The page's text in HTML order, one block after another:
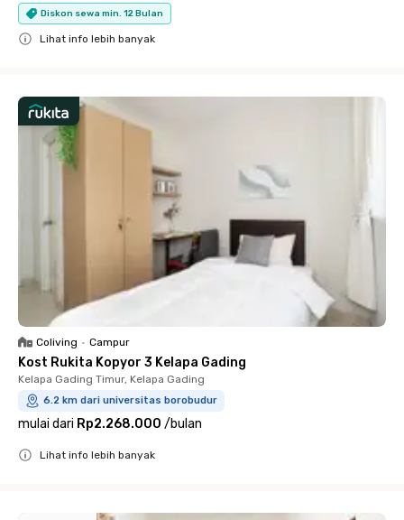
Diskon sewa min. 12 Bulan
Lihat info lebih banyak
Coliving • Campur
Kost Rukita Kopyor 3 Kelapa Gading
Kelapa Gading Timur, Kelapa Gading
6.2 km dari universitas borobudur
mulai dari Rp2.268.000 /bulan
Lihat info lebih banyak